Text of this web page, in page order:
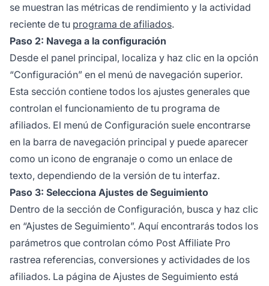
se muestran las métricas de rendimiento y la actividad
reciente de tu programa de afiliados.
Paso 2: Navega a la configuración
Desde el panel principal, localiza y haz clic en la opción
“Configuración” en el menú de navegación superior.
Esta sección contiene todos los ajustes generales que
controlan el funcionamiento de tu programa de
afiliados. El menú de Configuración suele encontrarse
en la barra de navegación principal y puede aparecer
como un icono de engranaje o como un enlace de
texto, dependiendo de la versión de tu interfaz.
Paso 3: Selecciona Ajustes de Seguimiento
Dentro de la sección de Configuración, busca y haz clic
en “Ajustes de Seguimiento”. Aquí encontrarás todos los
parámetros que controlan cómo Post Affiliate Pro
rastrea referencias, conversiones y actividades de los
afiliados. La página de Ajustes de Seguimiento está